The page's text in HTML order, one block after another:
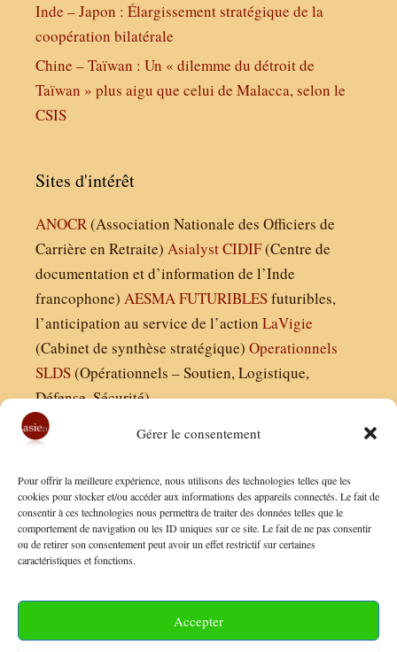
Gérer le consentement
Pour offrir la meilleure expérience, nous utilisons des technologies telles que les
cookies pour stocker et/ou accéder aux informations des appareils connectés. Le fait de
consentir à ces technologies nous permettra de traiter des données telles que le
comportement de navigation ou les ID uniques sur ce site. Le fait de ne pas consentir
ou de retirer son consentement peut avoir un effet restrictif sur certaines
caractéristiques et fonctions.
Accepter
Inde – Japon : Élargissement stratégique de la
coopération bilatérale
Chine – Taïwan : Un « dilemme du détroit de
Taïwan » plus aigu que celui de Malacca, selon le
CSIS
Sites d'intérêt
ANOCR(Association Nationale des Officiers de
Carrière en Retraite) AsialystCIDIF(Centre de
documentation et d’information de l’Inde
francophone) AESMAFUTURIBLESfuturibles,
l’anticipation au service de l’action LaVigie
(Cabinet de synthèse stratégique) Operationnels
SLDS(Opérationnels – Soutien, Logistique,
Défense, Sécurité)
Finaldées EURL
Siège social : 13 avenue Boudon, 75016, Paris
Nous contacter
Conditions Générales de Vente
Politique de Confidentialité